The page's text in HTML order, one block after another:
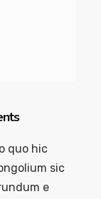
quo hic
sic
e